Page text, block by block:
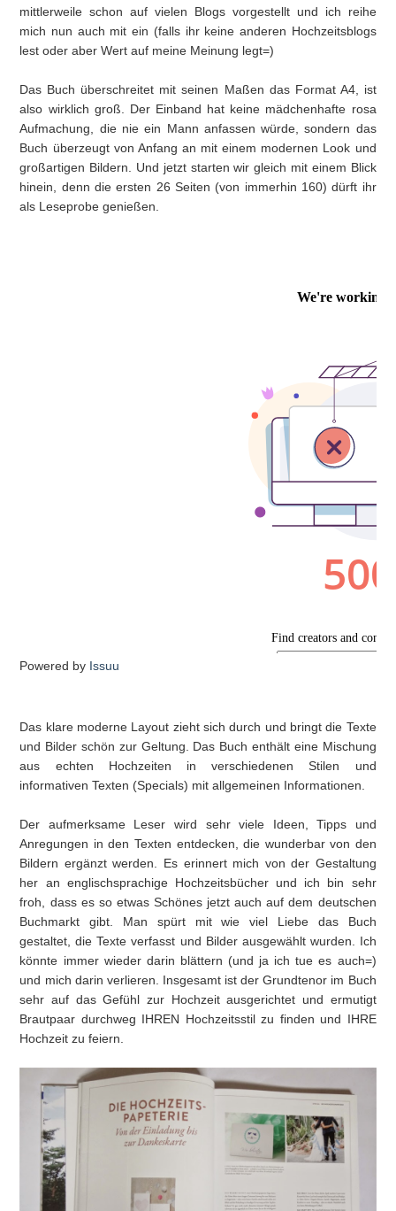
mittlerweile schon auf vielen Blogs vorgestellt und ich reihe
mich nun auch mit ein (falls ihr keine anderen Hochzeitsblogs
lest oder aber Wert auf meine Meinung legt=)
Das Buch überschreitet mit seinen Maßen das Format A4, ist
also wirklich groß. Der Einband hat keine mädchenhafte rosa
Aufmachung, die nie ein Mann anfassen würde, sondern das
Buch überzeugt von Anfang an mit einem modernen Look und
großartigen Bildern. Und jetzt starten wir gleich mit einem Blick
hinein, denn die ersten 26 Seiten (von immerhin 160) dürft ihr
als Leseprobe genießen.
Powered by Issuu
Das klare moderne Layout zieht sich durch und bringt die Texte
und Bilder schön zur Geltung. Das Buch enthält eine Mischung
aus echten Hochzeiten in verschiedenen Stilen und
informativen Texten (Specials) mit allgemeinen Informationen.
Der aufmerksame Leser wird sehr viele Ideen, Tipps und
Anregungen in den Texten entdecken, die wunderbar von den
Bildern ergänzt werden. Es erinnert mich von der Gestaltung
her an englischsprachige Hochzeitsbücher und ich bin sehr
froh, dass es so etwas Schönes jetzt auch auf dem deutschen
Buchmarkt gibt. Man spürt mit wie viel Liebe das Buch
gestaltet, die Texte verfasst und Bilder ausgewählt wurden. Ich
könnte immer wieder darin blättern (und ja ich tue es auch=)
und mich darin verlieren. Insgesamt ist der Grundtenor im Buch
sehr auf das Gefühl zur Hochzeit ausgerichtet und ermutigt
Brautpaar durchweg IHREN Hochzeitsstil zu finden und IHRE
Hochzeit zu feiern.